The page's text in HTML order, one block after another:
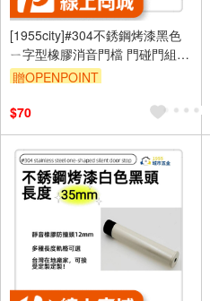
[1955city]#304不銹鋼烤漆黑色
ㄧ字型橡膠消音門檔 門碰門組門
吸[打孔款1101-D [烤漆黑
贈OPENPOINT
$70